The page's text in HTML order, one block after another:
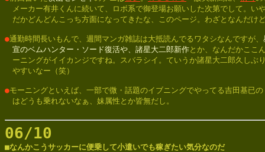
メーカー有井くんに続いて、ロボ系で御登場お願いした次第でして。い
だかどんどんこっち方面になってきたな、このページ。わざとなんだけ
●通勤時間長いもんで、週間マンガ雑誌は大抵読んでるワタシなんですが、
宣のベムハンター・ソード復活や、諸星大二郎新作とか、なんだかここ
ーニングがイイカンジですね。スバラシイ。ていうか諸星大二郎久しぶ
やすいなー（笑）
●モーニングといえば、一部で微・話題のイブニングでやってる吉田基已
はどうも乗れないなぁ、妹属性とか皆無だし。
06/10
■なんかこうサッカーに便乗して小遣いでも稼ぎたい気分なのだ